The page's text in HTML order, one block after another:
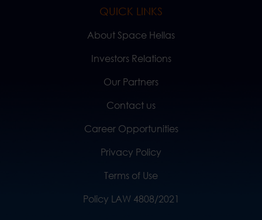
QUICK LINKS
About Space Hellas
Investors Relations
Our Partners
Contact us
Career Opportunities
Privacy Policy
Terms of Use
Policy LAW 4808/2021